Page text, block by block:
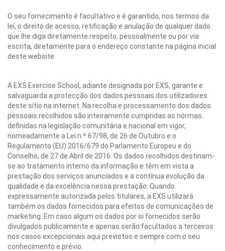
O seu fornecimento é facultativo e é garantido, nos termos da
lei, o direito de acesso, retificação e anulação de qualquer dado
que lhe diga diretamente respeito, pessoalmente ou por via
escrita, diretamente para o endereço constante na página inicial
deste website.
A EXS Exercise School, adiante designada por EXS, garante e
salvaguarda a protecção dos dados pessoais dos utilizadores
deste sítio na internet. Na recolha e processamento dos dados
pessoais recolhidos são inteiramente cumpridas as normas
definidas na legislação comunitária e nacional em vigor,
nomeadamente a Lei n.º 67/98, de 26 de Outubro e o
Regulamento (EU) 2016/679 do Parlamento Europeu e do
Conselho, de 27 de Abril de 2016. Os dados recolhidos destinam-
se ao tratamento interno da informação e têm em vista a
prestação dos serviços anunciados e a contínua evolução da
qualidade e da excelência nessa prestação. Quando
expressamente autorizada pelos titulares, a EXS utilizará
também os dados fornecidos para efeitos de comunicações de
marketing. Em caso algum os dados por si fornecidos serão
divulgados publicamente e apenas serão facultados a terceiros
nos casos excepcionais aqui previstos e sempre com o seu
conhecimento e prévio.